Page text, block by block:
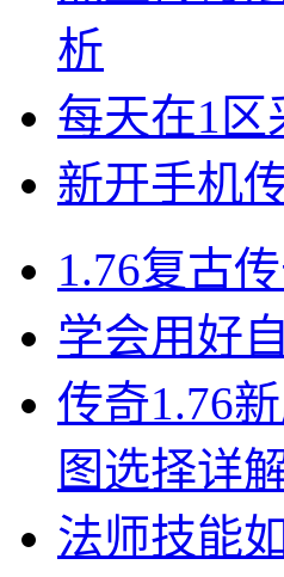
析
每天在1
新开手机
1.76复古
学会用好
传奇1.76
图选择详
法师技能